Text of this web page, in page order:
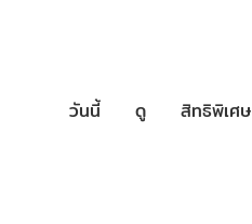
วันนี้ ดู สิทธิพิเศษ